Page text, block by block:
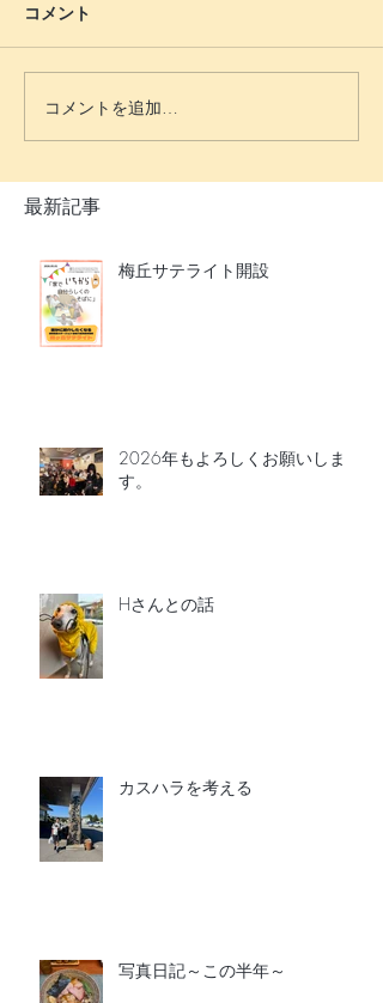
コメント
コメントを追加…
最新記事
梅丘サテライト開設
2026年もよろしくお願いしま
す。
Hさんとの話
カスハラを考える
写真日記～この半年～